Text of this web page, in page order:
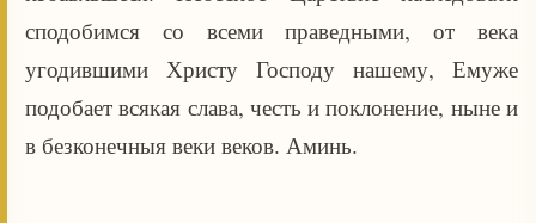
сподобимся со всеми праведными, от века
угодившими Христу Господу нашему, Емуже
подобает всякая слава, честь и поклонение, ныне и
в безконечныя веки веков. Аминь.